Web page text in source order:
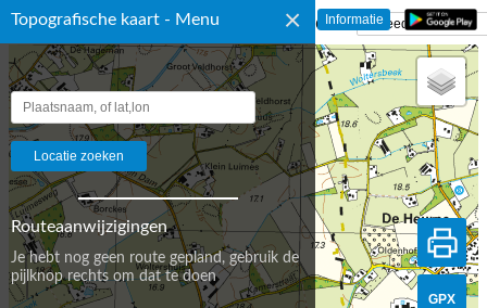
Topografische kaart - Menu ×
Routeaanwijzigingen
Je hebt nog geen route gepland, gebruik de
pijlknop rechts om dat te doen
☰ Topografische Kaart Nederland
GPX